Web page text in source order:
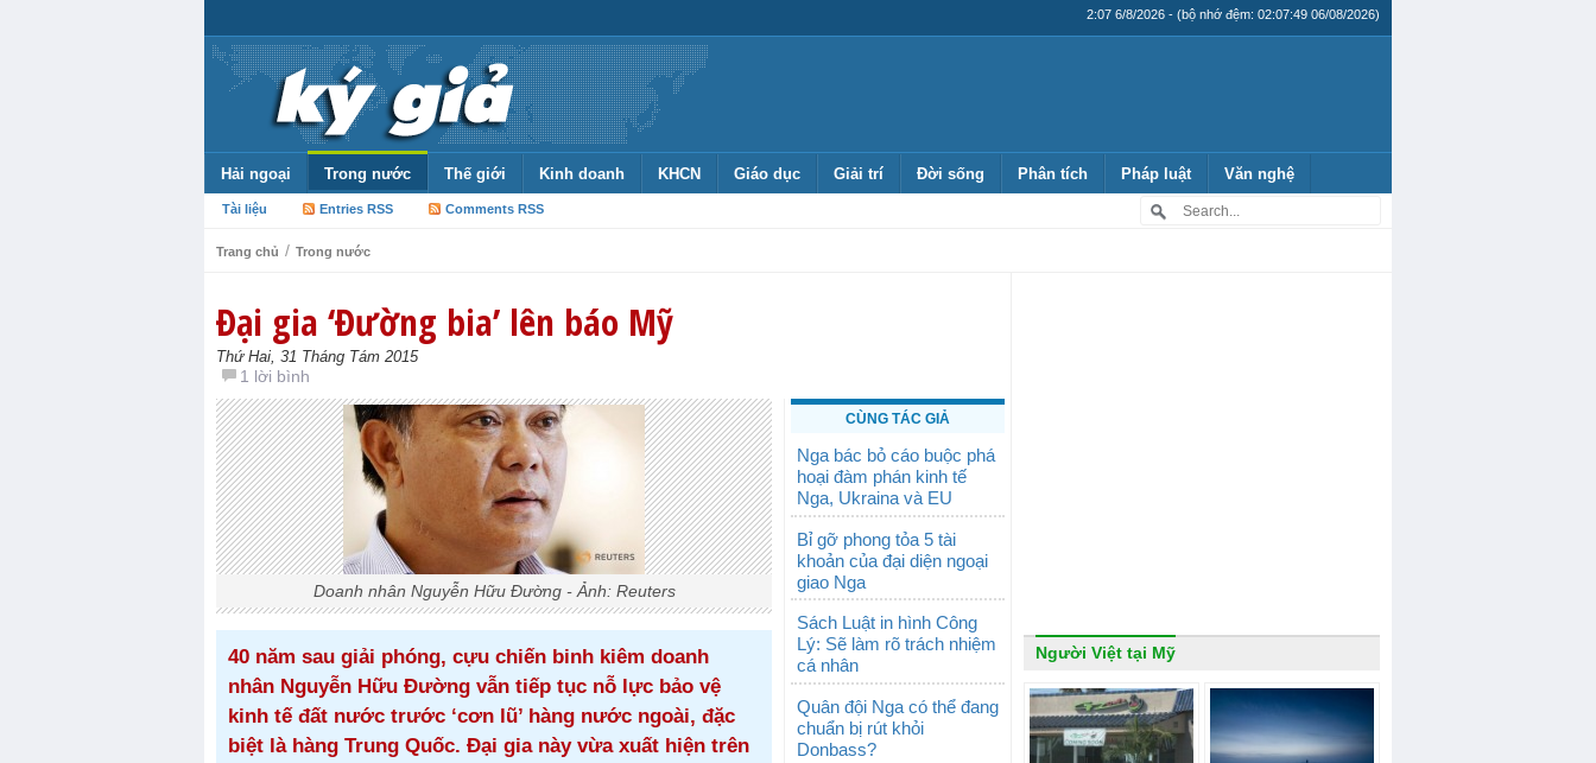
2:07 6/8/2026 - (bộ nhớ đệm: 02:07:49 06/08/2026)
Hải ngoại Trong nước Thế giới Kinh doanh KHCN Giáo dục Giải trí Đời sống Phân tích Pháp luật Văn nghệ
Tài liệu Entries RSS Comments RSS
Trang chủ / Trong nước
Đại gia ‘Đường bia’ lên báo Mỹ
Thứ Hai, 31 Tháng Tám 2015
1 lời bình
Doanh nhân Nguyễn Hữu Đường - Ảnh: Reuters
40 năm sau giải phóng, cựu chiến binh kiêm doanh
nhân Nguyễn Hữu Đường vẫn tiếp tục nỗ lực bảo vệ
kinh tế đất nước trước ‘cơn lũ’ hàng nước ngoài, đặc
biệt là hàng Trung Quốc. Đại gia này vừa xuất hiện trên
CÙNG TÁC GIẢ
Nga bác bỏ cáo buộc phá
hoại đàm phán kinh tế
Nga, Ukraina và EU
Bỉ gỡ phong tỏa 5 tài
khoản của đại diện ngoại
giao Nga
Sách Luật in hình Công
Lý: Sẽ làm rõ trách nhiệm
cá nhân
Quân đội Nga có thể đang
chuẩn bị rút khỏi
Donbass?
Người Việt tại Mỹ